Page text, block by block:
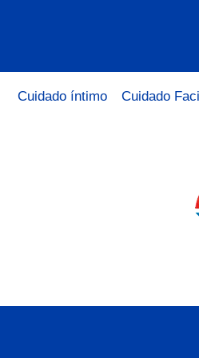
Cuidado íntimo Cuidado